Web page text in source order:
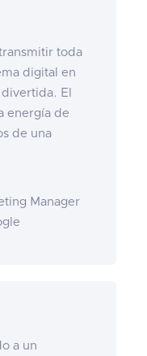
toda
digital en
El
energía de
de una
Manager
a un